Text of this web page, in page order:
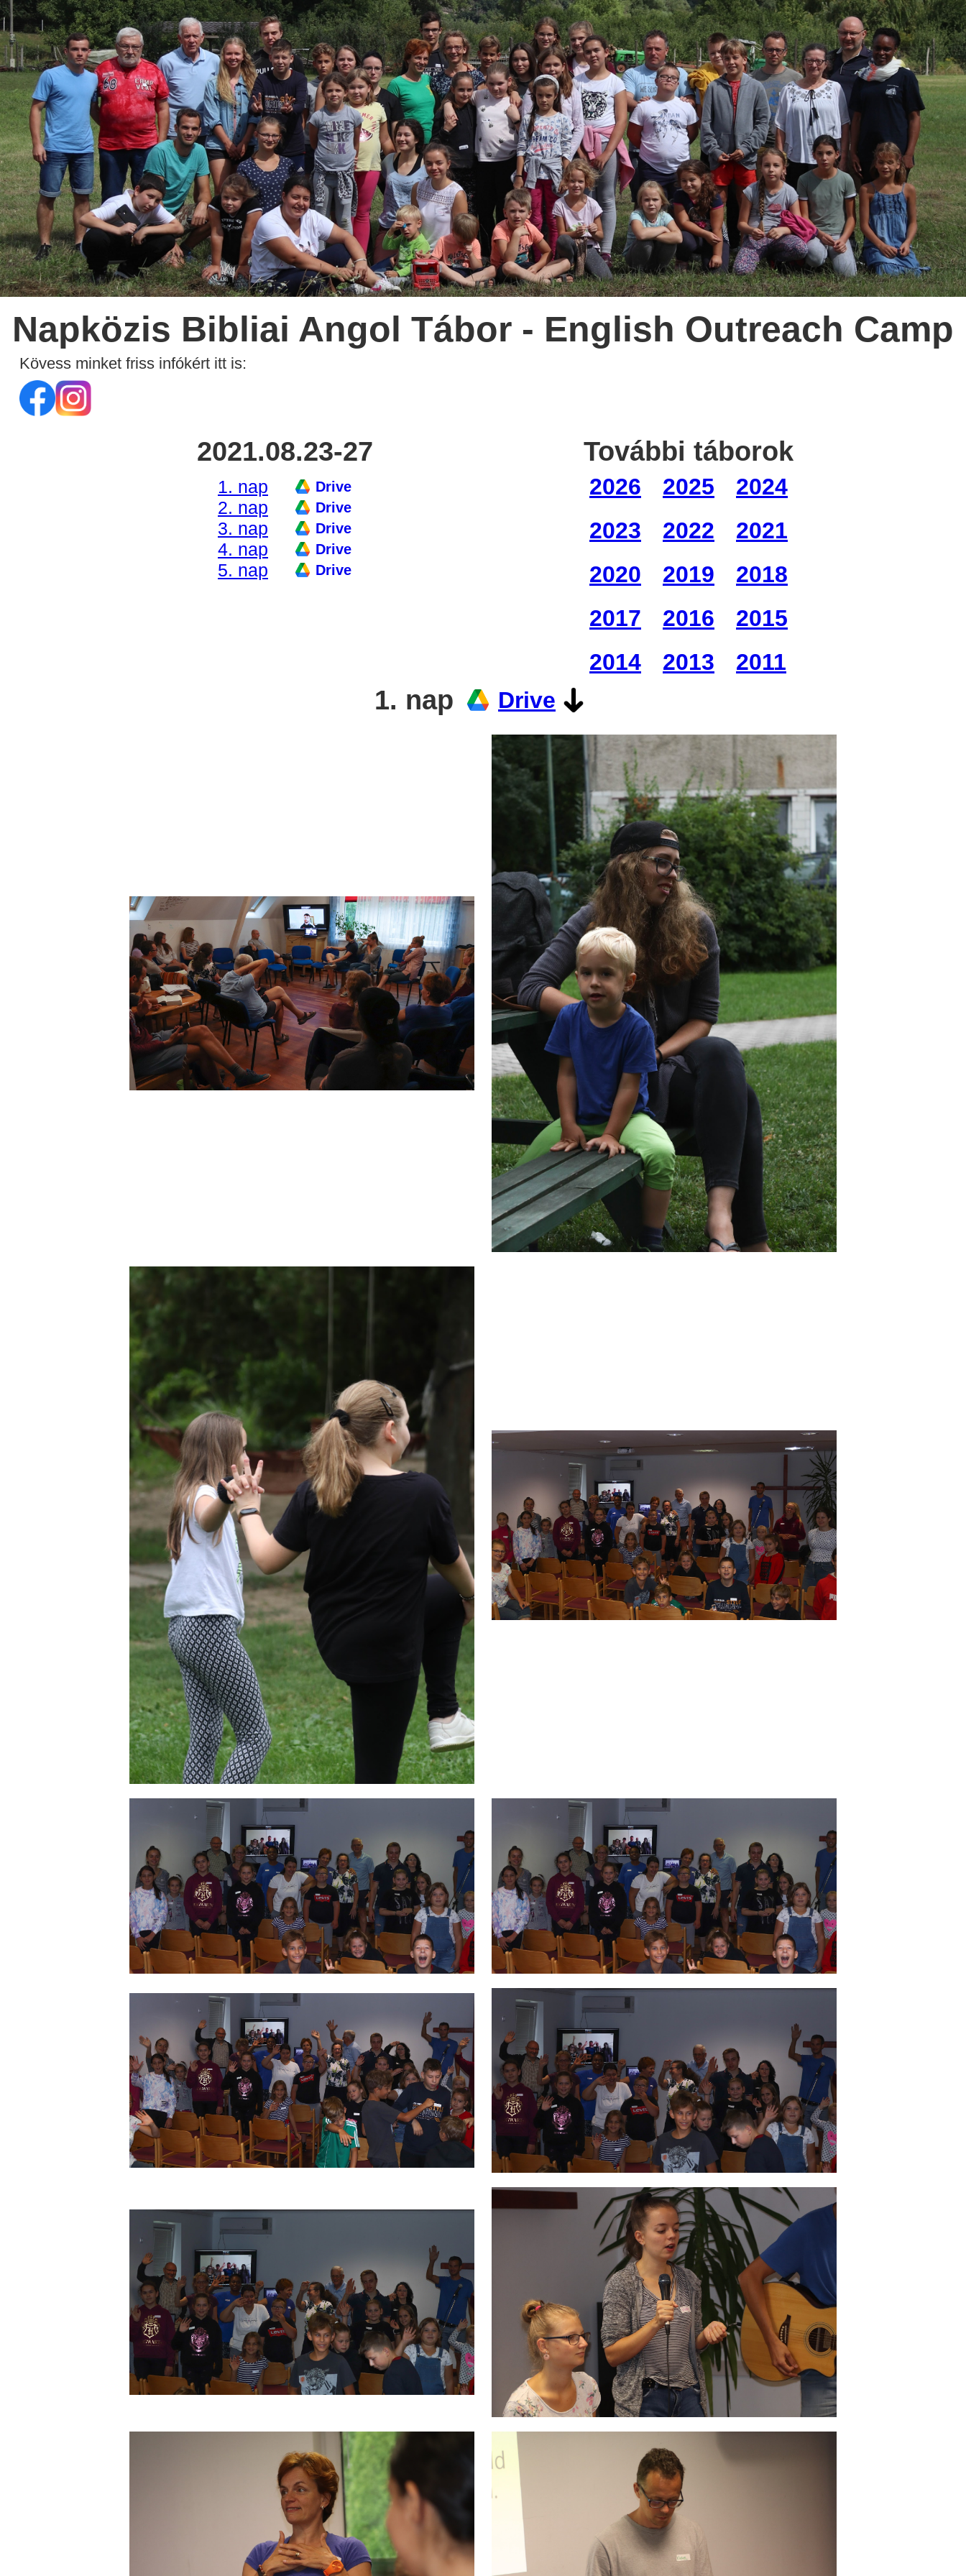
Napközis Bibliai Angol Tábor - English Outreach Camp
Kövess minket friss infókért itt is:
2021.08.23-27
1. nap Drive
2. nap Drive
3. nap Drive
4. nap Drive
5. nap Drive
További táborok
2026 2025
2024
2023
2022
2021
2020
2019
2018
2017
2016
2015
2014
2013 2011
1. nap Drive